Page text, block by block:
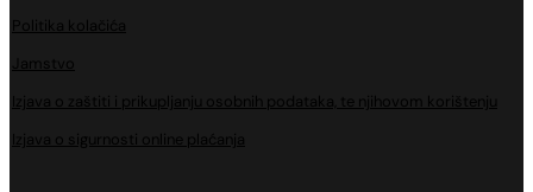
Politika kolačića
Jamstvo
Izjava o zaštiti i prikupljanju osobnih podataka, te njihovom korištenju
Izjava o sigurnosti online plaćanja